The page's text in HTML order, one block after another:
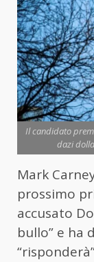
Il candidato
dazi
Mark
prossimo
accusato
bullo” e ha